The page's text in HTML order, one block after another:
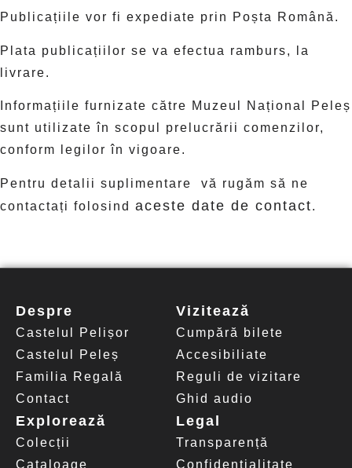
Publicațiile vor fi expediate prin Poșta Română.
Plata publicațiilor se va efectua ramburs, la
livrare.
Informațiile furnizate către Muzeul Național Peleș
sunt utilizate în scopul prelucrării comenzilor,
conform legilor în vigoare.
Pentru detalii suplimentare vă rugăm să ne
contactați folosind aceste date de contact.
Despre
Castelul Pelișor
Castelul Peleș
Familia Regală
Contact
Vizitează
Cumpără bilete
Accesibiliate
Reguli de vizitare
Ghid audio
Explorează
Colecții
Cataloage
Legal
Transparență
Confidențialitate